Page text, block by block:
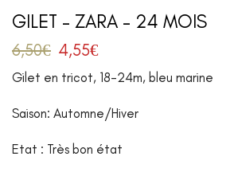
GILET – ZARA – 24 MOIS
6,50€ 4,55€
Gilet en tricot, 18-24m, bleu marine
Saison: Automne/Hiver
Etat : Très bon état